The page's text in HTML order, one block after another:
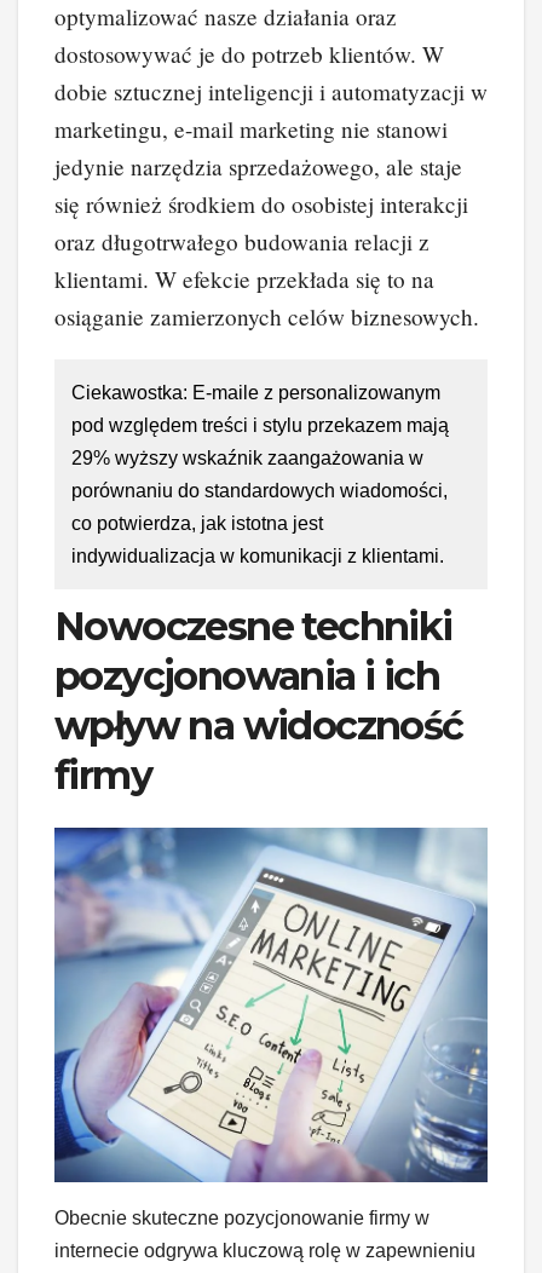
optymalizować nasze działania oraz
dostosowywać je do potrzeb klientów. W
dobie sztucznej inteligencji i automatyzacji w
marketingu, e-mail marketing nie stanowi
jedynie narzędzia sprzedażowego, ale staje
się również środkiem do osobistej interakcji
oraz długotrwałego budowania relacji z
klientami. W efekcie przekłada się to na
osiąganie zamierzonych celów biznesowych.
Ciekawostka: E-maile z personalizowanym
pod względem treści i stylu przekazem mają
29% wyższy wskaźnik zaangażowania w
porównaniu do standardowych wiadomości,
co potwierdza, jak istotna jest
indywidualizacja w komunikacji z klientami.
Nowoczesne techniki
pozycjonowania i ich
wpływ na widoczność
firmy
Obecnie skuteczne pozycjonowanie firmy w
internecie odgrywa kluczową rolę w zapewnieniu